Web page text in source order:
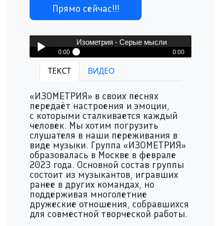
Прямо сейчас!!!
pause
Изометрия - Серые мысли
0:00 0:00
Изометрия - Серые мысли
ТЕКСТ ВИДЕО
«ИЗОМЕТРИЯ» в своих песнях
передаёт настроения и эмоции,
с которыми сталкивается каждый
человек. Мы хотим погрузить
слушателя в наши переживания в
виде музыки. Группа «ИЗОМЕТРИЯ»
образовалась в Москве в феврале
2023 года. Основной состав группы
состоит из музыкантов, игравших
ранее в других командах, но
поддерживая многолетние
дружеские отношения, собравшихся
для совместной творческой работы.